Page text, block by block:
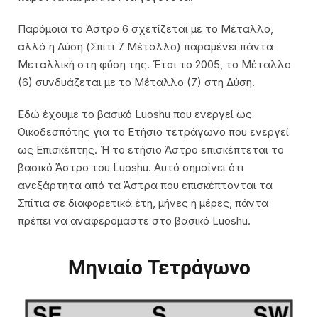
Παρόμοια το Άστρο 6 σχετίζεται με το Μέταλλο,
αλλά η Δύση (Σπίτι 7 Μέταλλο) παραμένει πάντα
Μεταλλική στη φύση της. Έτσι το 2005, το Μέταλλο
(6) συνδυάζεται με το Μέταλλο (7) στη Δύση.
Εδώ έχουμε το βασικό Luoshu που ενεργεί ως
Οικοδεσπότης για το Ετήσιο τετράγωνο που ενεργεί
ως Επισκέπτης. Ή το ετήσιο Άστρο επισκέπτεται το
βασικό Άστρο του Luoshu. Αυτό σημαίνει ότι
ανεξάρτητα από τα Άστρα που επισκέπτονται τα
Σπίτια σε διαφορετικά έτη, μήνες ή μέρες, πάντα
πρέπει να αναφερόμαστε στο βασικό Luoshu.
Μηνιαίο Τετράγωνο